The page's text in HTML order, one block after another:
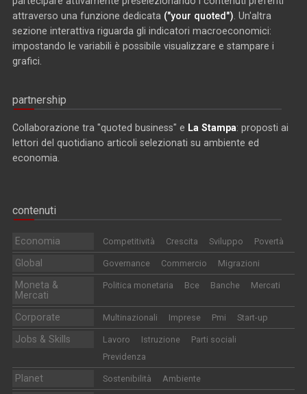
attraverso una funzione dedicata ("your quoted"). Un'altra
sezione interattiva riguarda gli indicatori macroeconomici:
impostando le variabili è possibile visualizzare e stampare i
grafici.
partnership
Collaborazione tra "quoted business" e La Stampa: proposti ai
lettori del quotidiano articoli selezionati su ambiente ed
economia.
contenuti
Economia Competitività Crescita Sviluppo Povertà
Global Governance Commercio Migrazioni
Moneta &
Mercati
Politica monetaria Bce Banche Mercati
Corporate Multinazionali Imprese Pmi Start-up
Jobs & Skills Lavoro Istruzione
Parti sociali
Previdenza
Planet Sostenibilità Ambiente